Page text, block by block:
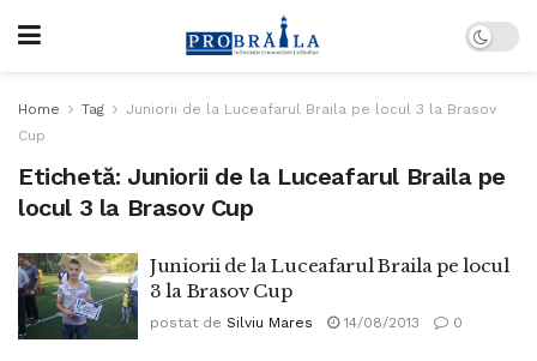
Home Tag
Juniorii de la Luceafarul Braila pe locul 3 la Brasov
Cup
Etichetă: Juniorii de la Luceafarul Braila pe
locul 3 la Brasov Cup
Juniorii de la Luceafarul Braila pe locul
3 la Brasov Cup
postat de Silviu Mares 14/08/2013 0